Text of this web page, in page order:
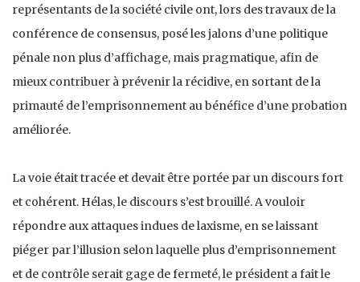
représentants de la société civile ont, lors des travaux de la
conférence de consensus, posé les jalons d’une politique
pénale non plus d’affichage, mais pragmatique, afin de
mieux contribuer à prévenir la récidive, en sortant de la
primauté de l’emprisonnement au bénéfice d’une probation
améliorée.
La voie était tracée et devait être portée par un discours fort
et cohérent. Hélas, le discours s’est brouillé. A vouloir
répondre aux attaques indues de laxisme, en se laissant
piéger par l’illusion selon laquelle plus d’emprisonnement
et de contrôle serait gage de fermeté, le président a fait le